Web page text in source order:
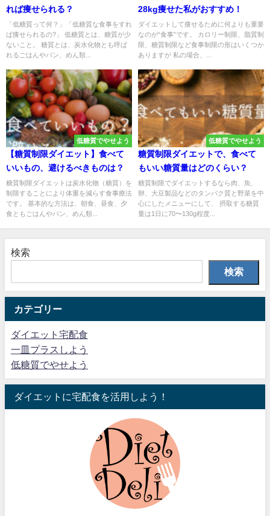
れば痩せられる？
「低糖質って何？」「低糖質な食事をすれ
ば痩せられるの?」 低糖質とは、糖質が少
ないこと。 糖質とは、炭水化物とも呼ば
れるごはんやパン、めん類...
28kg痩せた私がおすすめ！
ダイエットして痩せるために何よりも重要
なのが“食事”です。 カロリー制限、脂質制
限、糖質制限など食事制限の形はいくつか
ありますが 私の場合、...
低糖質でやせよう
【糖質制限ダイエット】食べて
いいもの、避けるべきものは？
糖質制限ダイエットは炭水化物（糖質）を
制限することにより体重を減らす食事療法
です。 基本的な方法は、朝食、昼食、夕
食ともごはんやパン、めん類...
低糖質でやせよう
糖質制限ダイエットで、食べて
もいい糖質量はどのくらい？
糖質制限でダイエットするなら肉、魚、
卵、大豆製品などのタンパク質と野菜を中
心にしたメニューにして、 摂取する糖質
量は1日に70〜130g程度...
検索
検索
カテゴリー
ダイエット宅配食
一皿プラスしよう
低糖質でやせよう
ダイエットに宅配食を活用しよう！